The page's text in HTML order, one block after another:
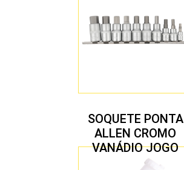
SOQUETE PONTA
ALLEN CROMO
VANÁDIO JOGO
COM 10 PEÇAS